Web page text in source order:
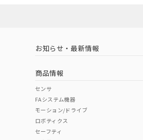
お知らせ・最新情報
商品情報
センサ
FAシステム機器
モーション/ドライブ
ロボティクス
セーフティ